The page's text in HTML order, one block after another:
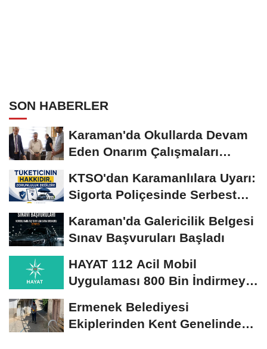
SON HABERLER
Karaman'da Okullarda Devam
Eden Onarım Çalışmaları
KTSO'dan Karamanlılara Uyarı:
Sigorta Poliçesinde Serbest
Karaman'da Galericilik Belgesi
Sınav Başvuruları Başladı
HAYAT 112 Acil Mobil
Uygulaması 800 Bin İndirmeyi
Ermenek Belediyesi
Ekiplerinden Kent Genelinde